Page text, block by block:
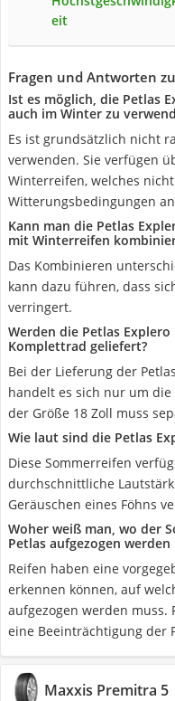
eit
Fragen und Antworten
Ist es möglich, die Petlas
auch im Winter zu
Es ist grundsätzlich nicht
verwenden. Sie verfügen
Winterreifen, welches
Witterungsbedingungen
Kann man die Petlas
mit Winterreifen
Das Kombinieren
kann dazu führen, dass
verringert.
Werden die Petlas
Komplettrad geliefert?
Bei der Lieferung der
handelt es sich nur um die
der Größe 18 Zoll muss
Wie laut sind die Petlas
Diese Sommerreifen
durchschnittliche
Geräuschen eines Föhns
Woher weiß man, wo der
Petlas aufgezogen werden
Reifen haben eine
erkennen können, auf
aufgezogen werden muss.
eine Beeinträchtigung der
Maxxis Premitra 5